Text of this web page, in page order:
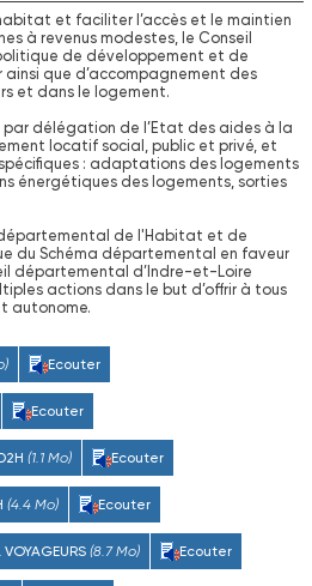
et faciliter l’accès et le maintien
à revenus modestes, le Conseil
de développement et de
que d’accompagnement des
et dans le logement.
par délégation de l’Etat des aides à la
locatif social, public et privé, et
: adaptations des logements
énergétiques des logements, sorties
de l'Habitat et de
du Schéma départemental en faveur
départemental d’Indre-et-Loire
actions dans le but d’offrir à tous
autonome.
Ecouter
Ecouter
(1.1 Mo) Ecouter
(4.4 Mo) Ecouter
(8.7 Mo) Ecouter